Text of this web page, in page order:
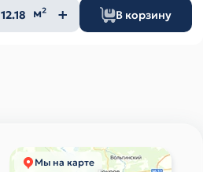
Количество
товара
м² В корзину
Мы на карте